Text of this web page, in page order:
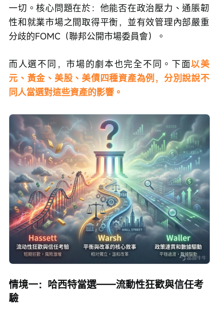
一切。核心問題在於：他能否在政治壓力、通脹韌
性和就業市場之間取得平衡，並有效管理內部嚴重
分歧的FOMC（聯邦公開市場委員會）。
而人選不同，市場的劇本也完全不同。下面以美
元、黃金、美股、美債四種資產為例，分別說說不
同人當選對這些資產的影響。
情境一：哈西特當選——流動性狂歡與信任考
驗